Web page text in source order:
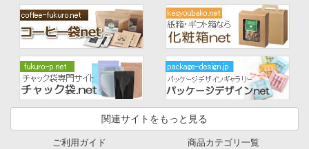
関連サイトをもっと見る
ご利用ガイド
商品カテゴリ一覧